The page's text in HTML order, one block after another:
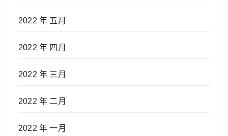
2022 年 五月
2022 年 四月
2022 年 三月
2022 年 二月
2022 年 一月